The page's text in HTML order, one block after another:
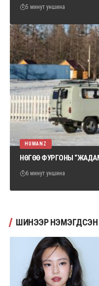
5 минут уншина
HUMANZ
НӨГӨӨ ФУРГОНЫ
6 минут уншина
ШИНЭЭР НЭМЭГДСЭН